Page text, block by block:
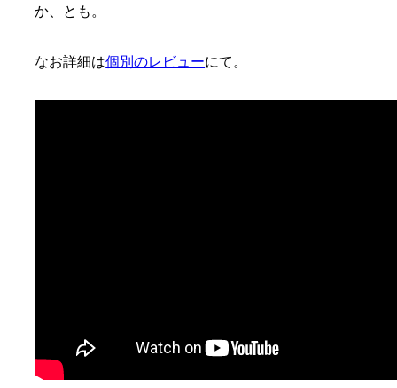
か、とも。
なお詳細は個別のレビューにて。